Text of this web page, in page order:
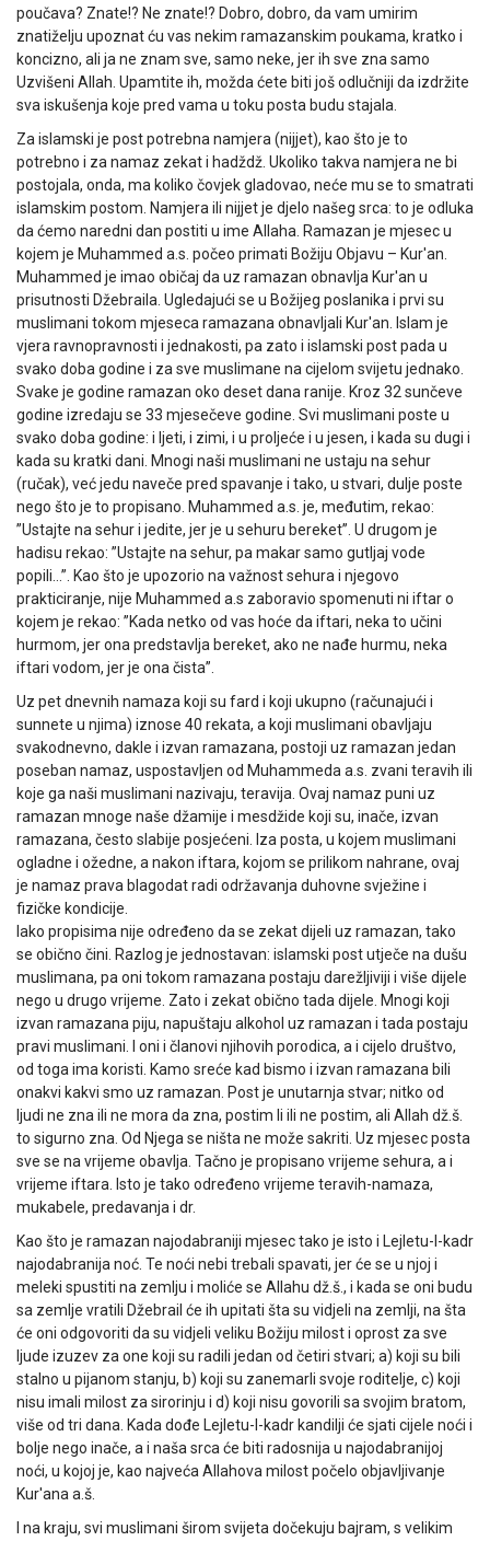
poučava? Znate!? Ne znate!? Dobro, dobro, da vam umirim
znatiželju upoznat ću vas nekim ramazanskim poukama, kratko i
koncizno, ali ja ne znam sve, samo neke, jer ih sve zna samo
Uzvišeni Allah. Upamtite ih, možda ćete biti još odlučniji da izdržite
sva iskušenja koje pred vama u toku posta budu stajala.
Za islamski je post potrebna namjera (nijjet), kao što je to
potrebno i za namaz zekat i hadždž. Ukoliko takva namjera ne bi
postojala, onda, ma koliko čovjek gladovao, neće mu se to smatrati
islamskim postom. Namjera ili nijjet je djelo našeg srca: to je odluka
da ćemo naredni dan postiti u ime Allaha. Ramazan je mjesec u
kojem je Muhammed a.s. počeo primati Božiju Objavu – Kur'an.
Muhammed je imao običaj da uz ramazan obnavlja Kur'an u
prisutnosti Džebraila. Ugledajući se u Božijeg poslanika i prvi su
muslimani tokom mjeseca ramazana obnavljali Kur'an. Islam je
vjera ravnopravnosti i jednakosti, pa zato i islamski post pada u
svako doba godine i za sve muslimane na cijelom svijetu jednako.
Svake je godine ramazan oko deset dana ranije. Kroz 32 sunčeve
godine izredaju se 33 mjesečeve godine. Svi muslimani poste u
svako doba godine: i ljeti, i zimi, i u proljeće i u jesen, i kada su dugi i
kada su kratki dani. Mnogi naši muslimani ne ustaju na sehur
(ručak), već jedu naveče pred spavanje i tako, u stvari, dulje poste
nego što je to propisano. Muhammed a.s. je, međutim, rekao:
”Ustajte na sehur i jedite, jer je u sehuru bereket”. U drugom je
hadisu rekao: ”Ustajte na sehur, pa makar samo gutljaj vode
popili…”. Kao što je upozorio na važnost sehura i njegovo
prakticiranje, nije Muhammed a.s zaboravio spomenuti ni iftar o
kojem je rekao: ”Kada netko od vas hoće da iftari, neka to učini
hurmom, jer ona predstavlja bereket, ako ne nađe hurmu, neka
iftari vodom, jer je ona čista”.
Uz pet dnevnih namaza koji su fard i koji ukupno (računajući i
sunnete u njima) iznose 40 rekata, a koji muslimani obavljaju
svakodnevno, dakle i izvan ramazana, postoji uz ramazan jedan
poseban namaz, uspostavljen od Muhammeda a.s. zvani teravih ili
koje ga naši muslimani nazivaju, teravija. Ovaj namaz puni uz
ramazan mnoge naše džamije i mesdžide koji su, inače, izvan
ramazana, često slabije posjećeni. Iza posta, u kojem muslimani
ogladne i ožedne, a nakon iftara, kojom se prilikom nahrane, ovaj
je namaz prava blagodat radi održavanja duhovne svježine i
fizičke kondicije.
Iako propisima nije određeno da se zekat dijeli uz ramazan, tako
se obično čini. Razlog je jednostavan: islamski post utječe na dušu
muslimana, pa oni tokom ramazana postaju darežljiviji i više dijele
nego u drugo vrijeme. Zato i zekat obično tada dijele. Mnogi koji
izvan ramazana piju, napuštaju alkohol uz ramazan i tada postaju
pravi muslimani. I oni i članovi njihovih porodica, a i cijelo društvo,
od toga ima koristi. Kamo sreće kad bismo i izvan ramazana bili
onakvi kakvi smo uz ramazan. Post je unutarnja stvar; nitko od
ljudi ne zna ili ne mora da zna, postim li ili ne postim, ali Allah dž.š.
to sigurno zna. Od Njega se ništa ne može sakriti. Uz mjesec posta
sve se na vrijeme obavlja. Tačno je propisano vrijeme sehura, a i
vrijeme iftara. Isto je tako određeno vrijeme teravih-namaza,
mukabele, predavanja i dr.
Kao što je ramazan najodabraniji mjesec tako je isto i Lejletu-l-kadr
najodabranija noć. Te noći nebi trebali spavati, jer će se u njoj i
meleki spustiti na zemlju i moliće se Allahu dž.š., i kada se oni budu
sa zemlje vratili Džebrail će ih upitati šta su vidjeli na zemlji, na šta
će oni odgovoriti da su vidjeli veliku Božiju milost i oprost za sve
ljude izuzev za one koji su radili jedan od četiri stvari; a) koji su bili
stalno u pijanom stanju, b) koji su zanemarli svoje roditelje, c) koji
nisu imali milost za sirorinju i d) koji nisu govorili sa svojim bratom,
više od tri dana. Kada dođe Lejletu-l-kadr kandilji će sjati cijele noći i
bolje nego inače, a i naša srca će biti radosnija u najodabranijoj
noći, u kojoj je, kao najveća Allahova milost počelo objavljivanje
Kur'ana a.š.
I na kraju, svi muslimani širom svijeta dočekuju bajram, s velikim